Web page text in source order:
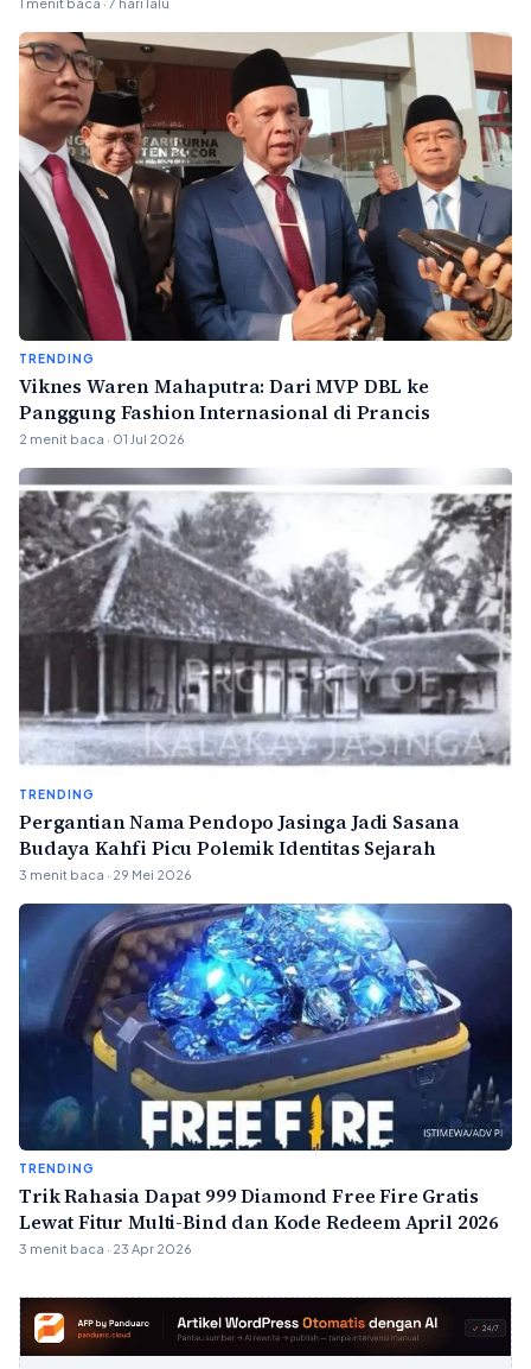
TRENDING
Viknes Waren Mahaputra: Dari MVP DBL ke
Panggung Fashion Internasional di Prancis
2 menit baca · 01 Jul 2026
TRENDING
Pergantian Nama Pendopo Jasinga Jadi Sasana
Budaya Kahfi Picu Polemik Identitas Sejarah
3 menit baca · 29 Mei 2026
TRENDING
Trik Rahasia Dapat 999 Diamond Free Fire Gratis
Lewat Fitur Multi-Bind dan Kode Redeem April 2026
3 menit baca · 23 Apr 2026